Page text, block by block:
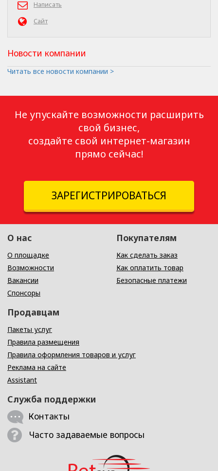
Написать
Сайт
Новости компании
Читать все новости компании >
Не упускайте возможности расширить
свой бизнес,
создайте свой интернет-магазин
прямо сейчас!
ЗАРЕГИСТРИРОВАТЬСЯ
О нас
О площадке
Возможности
Вакансии
Спонсоры
Покупателям
Как сделать заказ
Как оплатить товар
Безопасные платежи
Продавцам
Пакеты услуг
Правила размещения
Правила оформления товаров и услуг
Реклама на сайте
Assistant
Служба поддержки
Контакты
Часто задаваемые вопросы